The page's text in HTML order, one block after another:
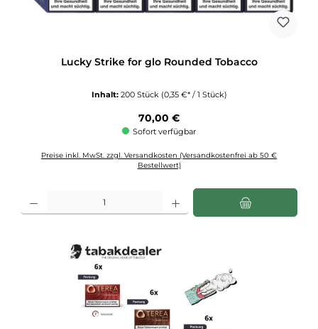
Lucky Strike for glo Rounded Tobacco
Inhalt: 200 Stück (0,35 €* / 1 Stück)
Regulärer Preis:
70,00 €
Sofort verfügbar
Preise inkl. MwSt. zzgl. Versandkosten (Versandkostenfrei ab 50 €
Bestellwert)